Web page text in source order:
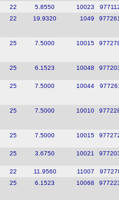
22 5.8550 10023
22 19.9320 1049
25 7.5000 10015
25 6.1523 10048
25 7.5000 10044
25 7.5000 10010
25 7.5000 10015
25 3.6750 10021
22 11.9560 11007
25 6.1523 10068